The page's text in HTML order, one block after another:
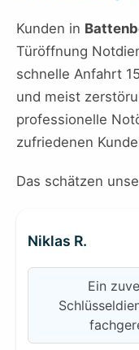
Kunden in
Türöffnung
schnelle Anfahrt
und meist
professionelle
zufriedenen
Das schätzen
Niklas R.
Ein